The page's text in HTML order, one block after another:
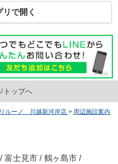
で開く
トップへ
ルーノ 川越新河岸店 > 周辺施設案内
/ 富士見市 / 鶴ヶ島市 /